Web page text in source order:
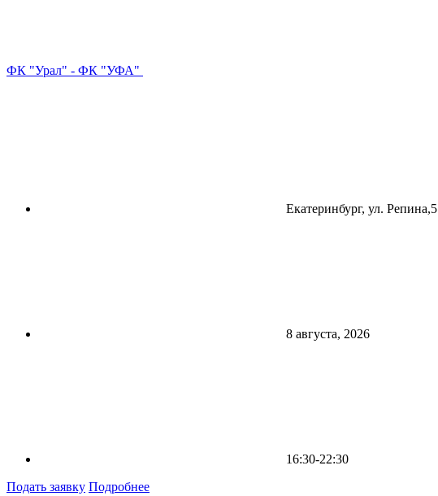
ФК "Урал" - ФК "УФА"
Екатеринбург, ул. Репина,5
8 августа, 2026
16:30-22:30
Подать заявку Подробнее